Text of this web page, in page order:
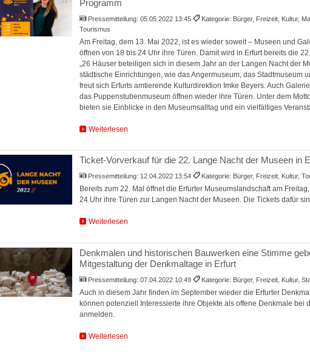
Programm
Pressemitteilung:05.05.2022 13:45
Kategorie: Bürger, Freizeit, Kultur,
Tourismus
Am Freitag, dem 13. Mai 2022, ist es wieder soweit – Museen und
öffnen von 18 bis 24 Uhr ihre Türen. Damit wird in Erfurt bereits die
„26 Häuser beteiligen sich in diesem Jahr an der Langen Nacht der
städtische Einrichtungen, wie das Angermuseum, das Stadtmuseum
freut sich Erfurts amtierende Kulturdirektion Imke Beyers. Auch
das Puppenstubenmuseum öffnen wieder ihre Türen. Unter dem
bieten sie Einblicke in den Museumsalltag und ein vielfältiges
Weiterlesen
Ticket-Vorverkauf für die 22. Lange Nacht der Museen in
Pressemitteilung:12.04.2022 13:54 Kategorie: Bürger, Freizeit, Kultur,
Bereits zum 22. Mal öffnet die Erfurter Museumslandschaft am
24 Uhr ihre Türen zur Langen Nacht der Museen. Die Tickets dafür
Weiterlesen
Denkmalen und historischen Bauwerken eine Stimme
Mitgestaltung der Denkmaltage in Erfurt
Pressemitteilung:07.04.2022 10:49 Kategorie: Bürger, Freizeit, Kultur,
Auch in diesem Jahr finden im September wieder die Erfurter
können potenziell Interessierte ihre Objekte als offene Denkmale bei
anmelden.
Weiterlesen